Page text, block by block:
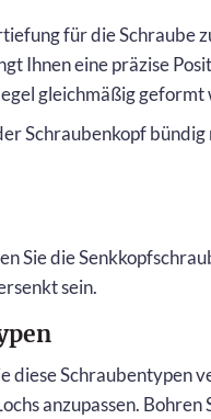
für die Schraube
Ihnen eine präzise
gleichmäßig geformt
Schraubenkopf
Sie die
sein.
diese Schraubentypen
anzupassen. Bohren